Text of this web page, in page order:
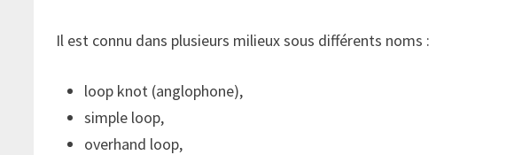
Il est connu dans plusieurs milieux sous différents noms :
loop knot (anglophone),
simple loop,
overhand loop,